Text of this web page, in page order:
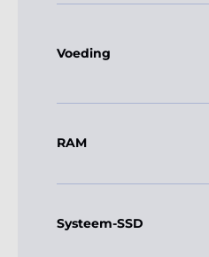
Voeding
RAM
Systeem-SSD